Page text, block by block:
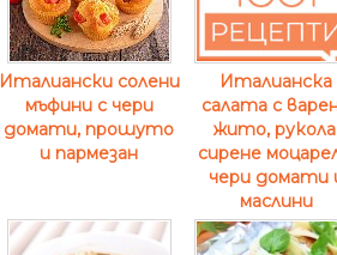
Италиански солени
мъфини с чери
домати, прошуто
и пармезан
Италианска
салата с
жито,
сирене
чери домати
маслини